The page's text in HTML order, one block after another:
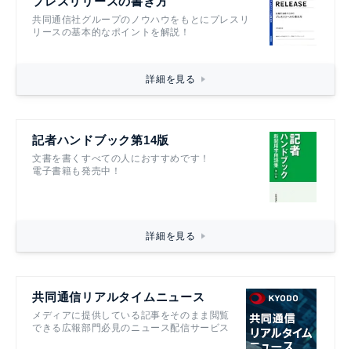
共同通信社グループのノウハウをもとにプレスリ
リースの基本的なポイントを解説！
詳細を見る
記者ハンドブック第14版
文書を書くすべての人におすすめです！
電子書籍も発売中！
詳細を見る
共同通信リアルタイムニュース
メディアに提供している記事をそのまま閲覧
できる広報部門必見のニュース配信サービス